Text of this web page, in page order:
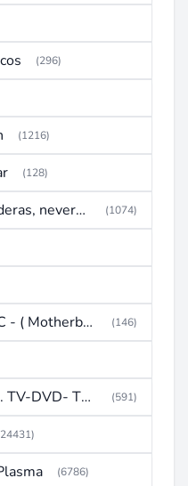
(296)
(1216)
(128)
Refrigeración (heladeras, neveras, congeladores) (1074)
Tarjeta madre de PC - ( Motherboard ) (146)
Televideo (TV-VCR. TV-DVD- TV-DVD-VCR) (591)
(6786)